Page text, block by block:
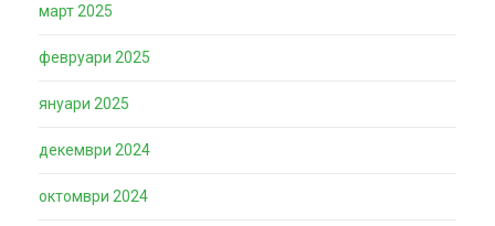
март 2025
февруари 2025
януари 2025
декември 2024
октомври 2024